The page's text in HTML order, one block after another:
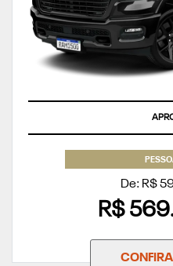
De: R$
R$